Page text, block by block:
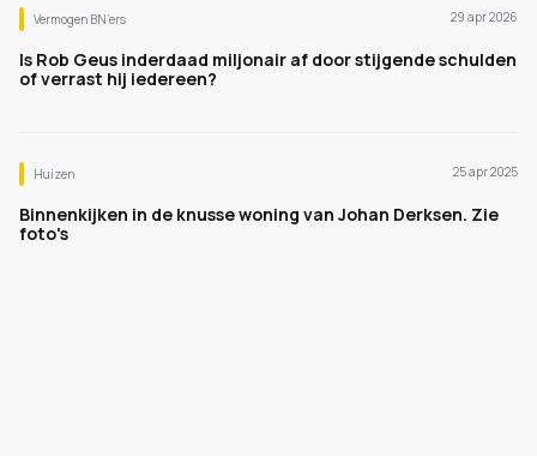
Vermogen BN’ers 29 apr 2026
Is Rob Geus inderdaad miljonair af door stijgende schulden
of verrast hij iedereen?
Huizen 25 apr 2025
Binnenkijken in de knusse woning van Johan Derksen. Zie
foto's